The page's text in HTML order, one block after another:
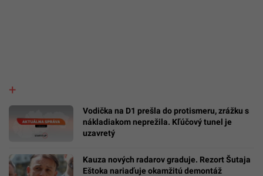
Vodička na D1 prešla do protismeru, zrážku s
nákladiakom neprežila. Kľúčový tunel je
uzavretý
Kauza nových radarov graduje. Rezort Šutaja
Eštoka nariaďuje okamžitú demontáž